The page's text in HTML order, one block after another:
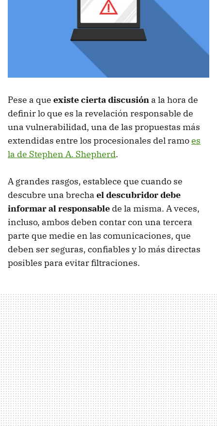
Pese a que existe cierta discusión a la hora de
definir lo que es la revelación responsable de
una vulnerabilidad, una de las propuestas más
extendidas entre los procesionales del ramoes
la de Stephen A. Shepherd.
A grandes rasgos, establece que cuando se
descubre una brecha el descubridor debe
informar al responsable de la misma. A veces,
incluso, ambos deben contar con una tercera
parte que medie en las comunicaciones, que
deben ser seguras, confiables y lo más directas
posibles para evitar filtraciones.